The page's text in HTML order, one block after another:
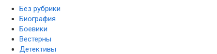
Без рубрики
Биография
Боевики
Вестерны
Детективы